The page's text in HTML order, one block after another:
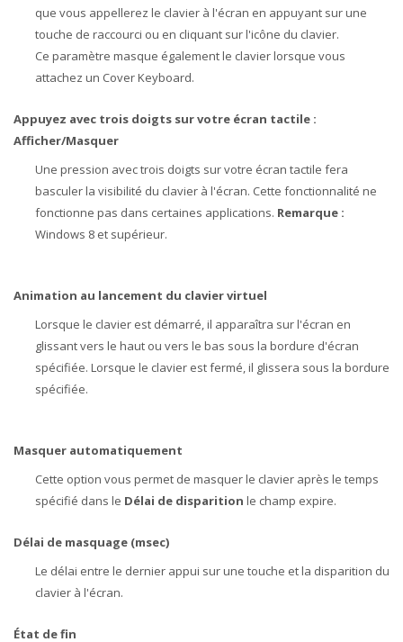
que vous appellerez le clavier à l'écran en appuyant sur une
touche de raccourci ou en cliquant sur l'icône du clavier.
Ce paramètre masque également le clavier lorsque vous
attachez un Cover Keyboard.
Appuyez avec trois doigts sur votre écran tactile :
Afficher/Masquer
Une pression avec trois doigts sur votre écran tactile fera
basculer la visibilité du clavier à l'écran. Cette fonctionnalité ne
fonctionne pas dans certaines applications. Remarque :
Windows 8 et supérieur.
Animation au lancement du clavier virtuel
Lorsque le clavier est démarré, il apparaîtra sur l'écran en
glissant vers le haut ou vers le bas sous la bordure d'écran
spécifiée. Lorsque le clavier est fermé, il glissera sous la bordure
spécifiée.
Masquer automatiquement
Cette option vous permet de masquer le clavier après le temps
spécifié dans le Délai de disparition le champ expire.
Délai de masquage (msec)
Le délai entre le dernier appui sur une touche et la disparition du
clavier à l'écran.
État de fin